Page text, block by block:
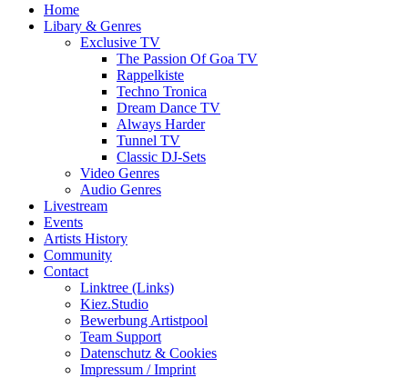
Home
Libary & Genres
Exclusive TV
The Passion Of Goa TV
Rappelkiste
Techno Tronica
Dream Dance TV
Always Harder
Tunnel TV
Classic DJ-Sets
Video Genres
Audio Genres
Livestream
Events
Artists History
Community
Contact
Linktree (Links)
Kiez.Studio
Bewerbung Artistpool
Team Support
Datenschutz & Cookies
Impressum / Imprint